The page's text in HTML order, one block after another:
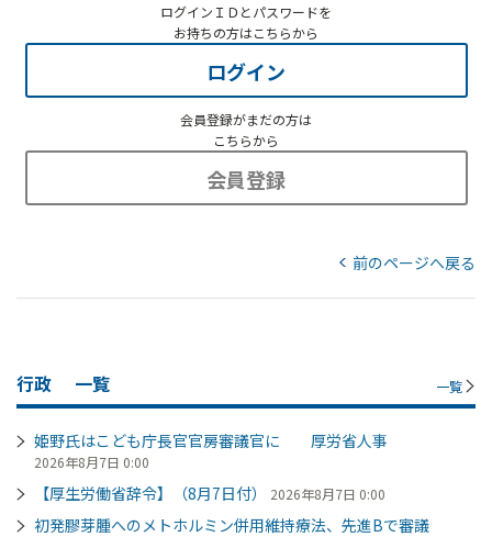
ログインＩＤとパスワードを
お持ちの方はこちらから
ログイン
会員登録がまだの方は
こちらから
会員登録
前のページへ戻る
行政 一覧 一覧
姫野氏はこども庁長官官房審議官に 厚労省人事
2026年8月7日 0:00
【厚生労働省辞令】（8月7日付） 2026年8月7日 0:00
初発膠芽腫へのメトホルミン併用維持療法、先進Bで審議